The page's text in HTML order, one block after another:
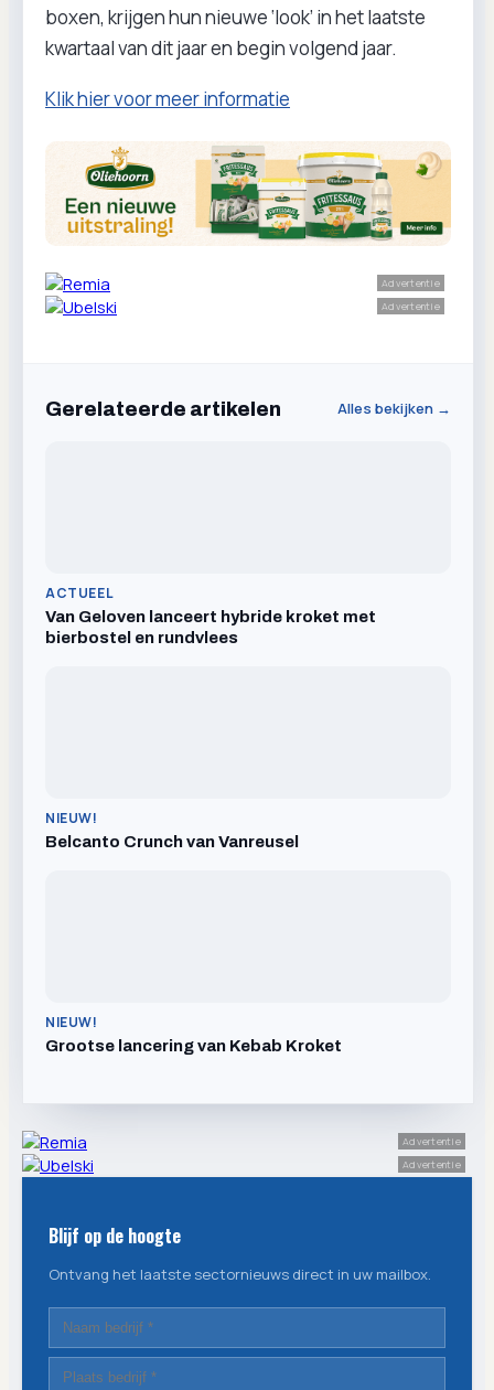
boxen, krijgen hun nieuwe ‘look’ in het laatste
kwartaal van dit jaar en begin volgend jaar.
Klik hier voor meer informatie
Advertentie
Advertentie
Gerelateerde artikelen Alles bekijken →
ACTUEEL
Van Geloven lanceert hybride kroket met
bierbostel en rundvlees
NIEUW!
Belcanto Crunch van Vanreusel
NIEUW!
Grootse lancering van Kebab Kroket
Advertentie
Advertentie
Blijf op de hoogte
Ontvang het laatste sectornieuws direct in uw mailbox.